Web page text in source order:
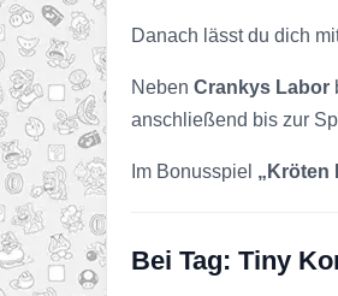
Danach lässt du dich
Neben Crankys Labor
anschließend bis zur
Im Bonusspiel „Kröten
Bei Tag: Tiny